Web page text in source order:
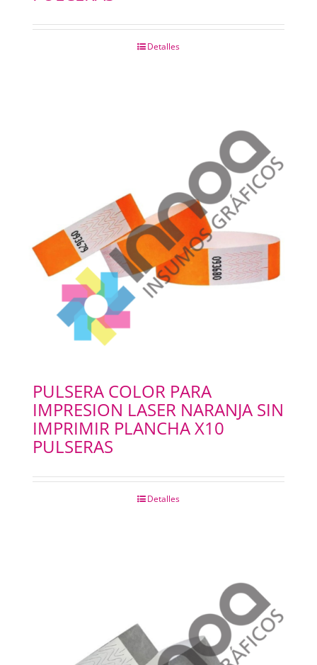
Detalles
PULSERA COLOR PARA
IMPRESION LASER NARANJA SIN
IMPRIMIR PLANCHA X10
PULSERAS
Detalles